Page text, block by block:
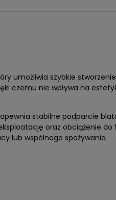
umożliwia szybkie stworzenie
czemu nie wpływa na
stabilne podparcie
oraz obciążenie do
lub wspólnego spożywania